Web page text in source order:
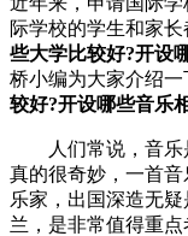
际学校的学生和家
些大学比较好?开设
桥小编为大家介绍一
较好?开设哪些音乐
人们常说，音乐
真的很奇妙，一首
乐家，出国深造无
兰，是非常值得重点